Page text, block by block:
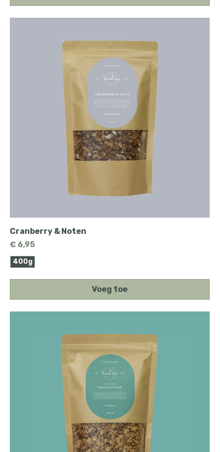
Cranberry & Noten
Prijs
€ 6,95
400g
Voeg toe